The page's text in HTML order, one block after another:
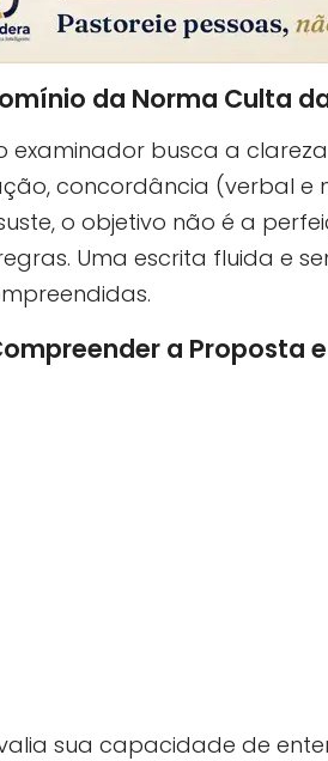
da Norma Culta
o examinador busca a
concordância (verbal e
o objetivo não é a
Uma escrita fluida e
a Proposta
sua capacidade de